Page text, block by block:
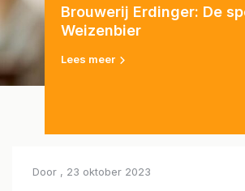
Brouwerij Erdinger: De
Weizenbier
Lees meer
Door , 23 oktober 2023